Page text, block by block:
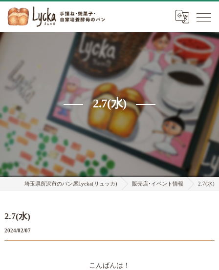
2.7(水)
埼玉県所沢市のパン屋Lycka(リュッカ) 販売店･イベント情報 2.7(水)
2.7(水)
2024/02/07
こんばんは！